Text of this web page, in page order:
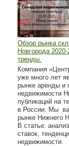
Обзор рынка
Новгорода
тренды.
Компания
уже много лет
рынке аренды и
недвижимости
публикаций на
в России. Мы
рынке Нижнего
В статье:
ставок,
недвижимости.